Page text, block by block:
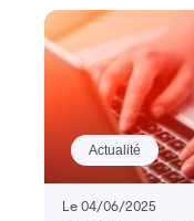
Actualité
Le 04/06/2025